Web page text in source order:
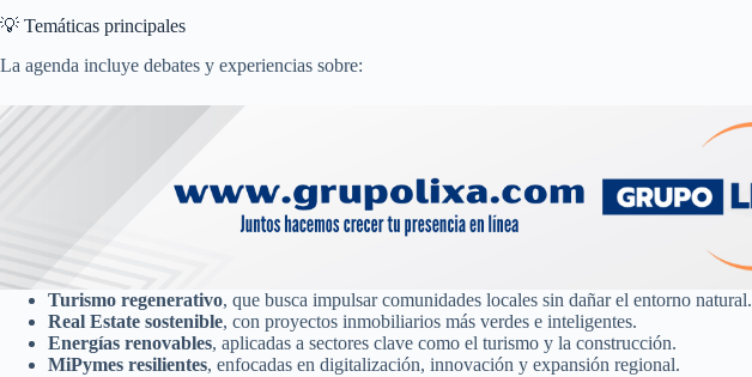
💡 Temáticas principales
La agenda incluye debates y experiencias sobre:
Turismo regenerativo, que busca impulsar comunidades locales sin dañar el entorno natural.
Real Estate sostenible, con proyectos inmobiliarios más verdes e inteligentes.
Energías renovables, aplicadas a sectores clave como el turismo y la construcción.
MiPymes resilientes, enfocadas en digitalización, innovación y expansión regional.